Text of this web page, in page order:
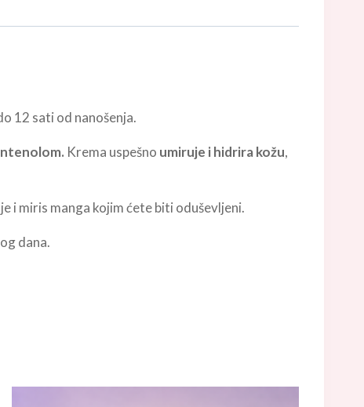
12 sati od nanošenja.
Krema uspešno umiruje i hidrira kožu,
i miris manga kojim ćete biti oduševljeni.
dana.